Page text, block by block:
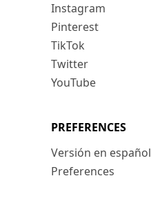
Instagram
Pinterest
TikTok
Twitter
YouTube
PREFERENCES
Versión en español
Preferences